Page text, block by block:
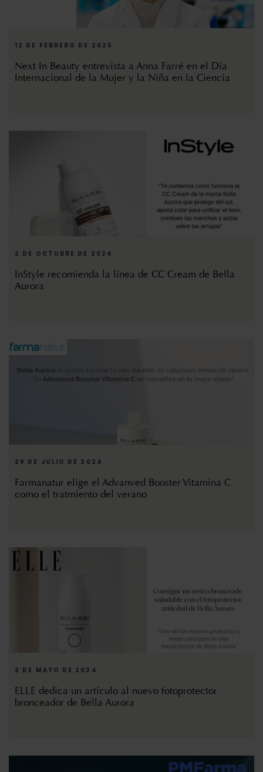
12 DE FEBRERO DE 2025
Next In Beauty entrevista a Anna Farré en el Día
Internacional de la Mujer y la Niña en la Ciencia
2 DE OCTUBRE DE 2024
InStyle recomienda la línea de CC Cream de Bella
Aurora
29 DE JULIO DE 2024
Farmanatur elige el Advanved Booster Vitamina C
como el tratmiento del verano
2 DE MAYO DE 2024
ELLE dedica un artículo al nuevo fotoprotector
bronceador de Bella Aurora